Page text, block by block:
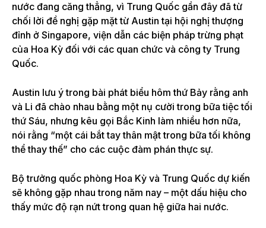
nước đang căng thẳng, vì Trung Quốc gần đây đã từ
chối lời đề nghị gặp mặt từ Austin tại hội nghị thượng
đỉnh ở Singapore, viện dẫn các biện pháp trừng phạt
của Hoa Kỳ đối với các quan chức và công ty Trung
Quốc.
Austin lưu ý trong bài phát biểu hôm thứ Bảy rằng anh
và Li đã chào nhau bằng một nụ cười trong bữa tiệc tối
thứ Sáu, nhưng kêu gọi Bắc Kinh làm nhiều hơn nữa,
nói rằng “một cái bắt tay thân mật trong bữa tối không
thể thay thế” cho các cuộc đàm phán thực sự.
Bộ trưởng quốc phòng Hoa Kỳ và Trung Quốc dự kiến ​​​​
sẽ không gặp nhau trong năm nay – một dấu hiệu cho
thấy mức độ rạn nứt trong quan hệ giữa hai nước.